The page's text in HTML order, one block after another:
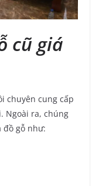
cũ giá
chuyên cung cấp
Ngoài ra, chúng
đồ gỗ như: